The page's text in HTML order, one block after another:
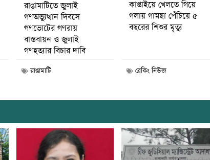
রাঙামাটিতে জুলাই
গণঅভ্যুত্থান দিবসে
গণভোটের গণরায়
বাস্তবায়ন ও জুলাই
গণহত্যার বিচার দাবি
রাঙামাটি
কাপ্তাইয়ে খেলতে গিয়ে
গলায় গামছা পেঁচিয়ে ৫
বছরের শিশুর মৃত্যু
ব্রেকিং নিউজ